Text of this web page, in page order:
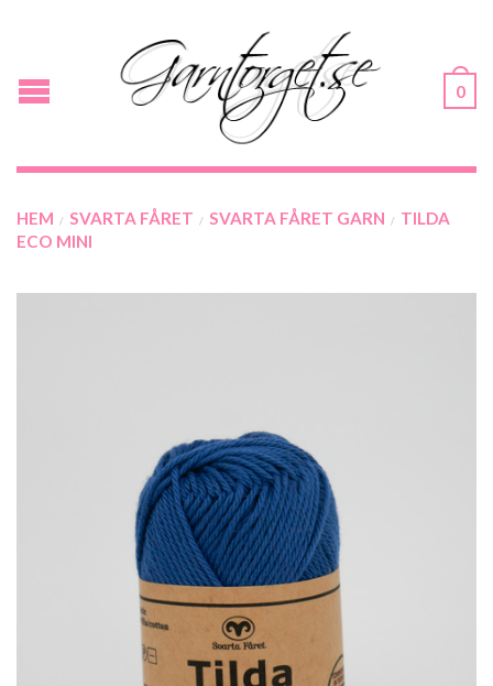
0
HEM / SVARTA FÅRET / SVARTA FÅRET GARN /
TILDA
ECO MINI